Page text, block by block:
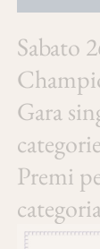
Sabato
Gara
Premi